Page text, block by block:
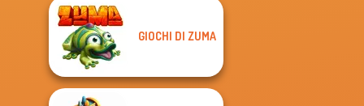
Sudoku Village
Boxing Gang
GIOCHI DI ZUMA